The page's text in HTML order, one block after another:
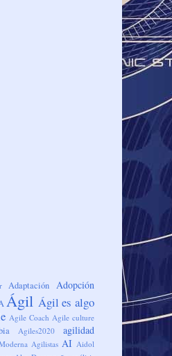
Adaptación Adopción
Ágil Ágil es algo
Agile Coach Agile culture
Agiles2020 agilidad
Agilistas AI Aidol